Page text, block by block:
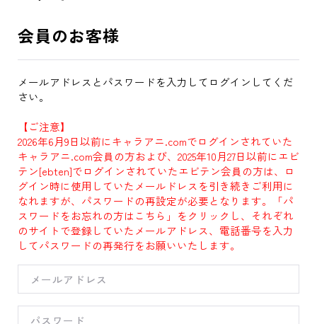
会員のお客様
メールアドレスとパスワードを入力してログインしてくだ
さい。
【ご注意】
2026年6月9日以前にキャラアニ.comでログインされていた
キャラアニ.com会員の方および、2025年10月27日以前にエビ
テン[ebten]でログインされていたエビテン会員の方は、ロ
グイン時に使用していたメールドレスを引き続きご利用に
なれますが、パスワードの再設定が必要となります。「パ
スワードをお忘れの方はこちら」をクリックし、それぞれ
のサイトで登録していたメールアドレス、電話番号を入力
してパスワードの再発行をお願いいたします。